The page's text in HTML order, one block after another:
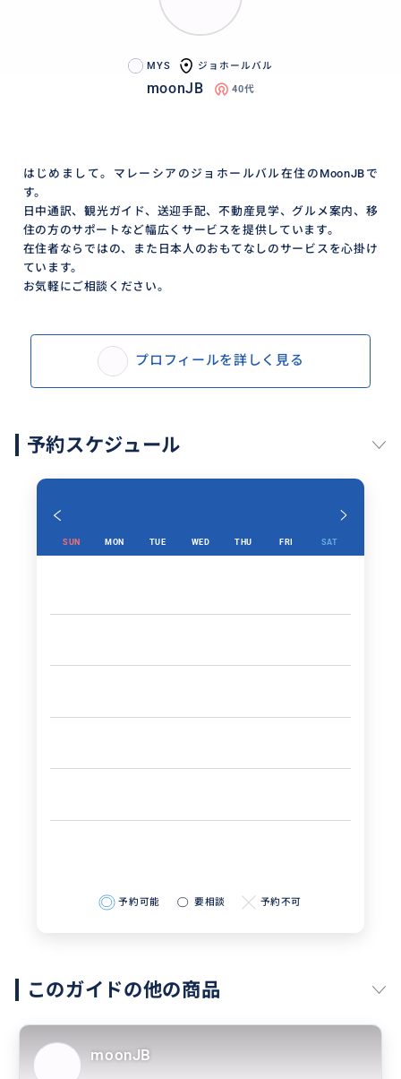
MYS ジョホールバル
moonJB 40代
はじめまして。マレーシアのジョホールバル在住のMoonJBで
す。
日中通訳、観光ガイド、送迎手配、不動産見学、グルメ案内、移
住の方のサポートなど幅広くサービスを提供しています。
在住者ならではの、また日本人のおもてなしのサービスを心掛け
ています。
お気軽にご相談ください。
プロフィールを詳しく見る
予約スケジュール
SUN MON TUE WED THU FRI SAT
予約可能 要相談 予約不可
このガイドの他の商品
moonJB